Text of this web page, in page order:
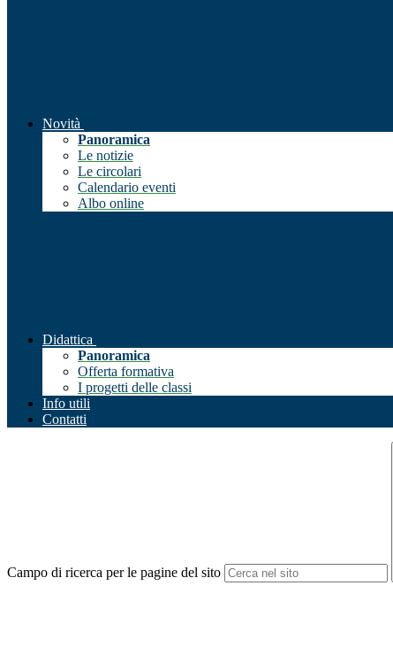
Novità
Panoramica
Le notizie
Le circolari
Calendario eventi
Albo online
Didattica
Panoramica
Offerta formativa
I progetti delle classi
Info utili
Contatti
Campo di ricerca per le pagine del sito